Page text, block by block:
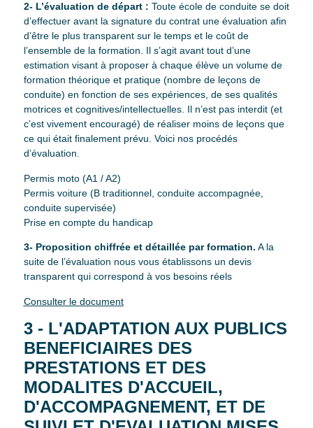
2- L’évaluation de départ : Toute école de conduite se doit
d’effectuer avant la signature du contrat une évaluation afin
d’être le plus transparent sur le temps et le coût de
l’ensemble de la formation. Il s’agit avant tout d’une
estimation visant à proposer à chaque élève un volume de
formation théorique et pratique (nombre de leçons de
conduite) en fonction de ses expériences, de ses qualités
motrices et cognitives/intellectuelles. Il n’est pas interdit (et
c’est vivement encouragé) de réaliser moins de leçons que
ce qui était finalement prévu. Voici nos procédés
d’évaluation.
Permis moto (A1 / A2)
Permis voiture (B traditionnel, conduite accompagnée,
conduite supervisée)
Prise en compte du handicap
3- Proposition chiffrée et détaillée par formation. A la
suite de l’évaluation nous vous établissons un devis
transparent qui correspond à vos besoins réels
Consulter le document
3 - L'ADAPTATION AUX PUBLICS
BENEFICIAIRES DES
PRESTATIONS ET DES
MODALITES D'ACCUEIL,
D'ACCOMPAGNEMENT, ET DE